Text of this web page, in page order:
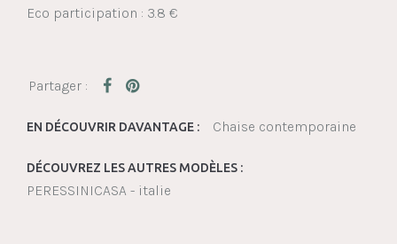
Eco participation : 3.8 €
EN DÉCOUVRIR DAVANTAGE : Chaise contemporaine
DÉCOUVREZ LES AUTRES MODÈLES :
PERESSINICASA - italie